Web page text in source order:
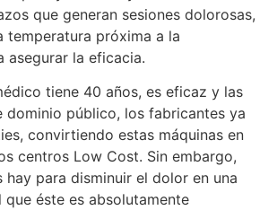
que generan sesiones dolorosas,
temperatura próxima a la
asegurar la eficacia.
tiene 40 años, es eficaz y las
dominio público, los fabricantes ya
convirtiendo estas máquinas en
centros Low Cost. Sin embargo,
hay para disminuir el dolor en una
éste es absolutamente